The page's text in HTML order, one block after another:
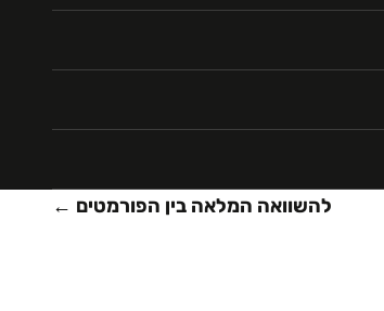
להשוואה המלאה בין הפורמטים ←